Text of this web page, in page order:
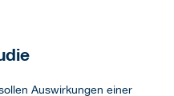
Auswirkungen einer